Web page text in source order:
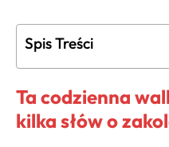
Spis Treści
Ta codzienna
kilka słów o